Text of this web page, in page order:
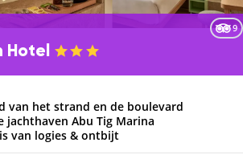
9
Hotel
van het strand en de boulevard
jachthaven Abu Tig Marina
van logies & ontbijt